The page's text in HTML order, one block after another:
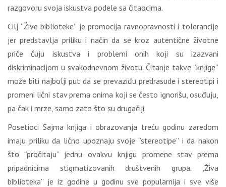
razgovoru svoja iskustva podele sa čitaocima.
Cilj “Žive biblioteke” je promocija ravnopravnosti i tolerancije
jer predstavlja priliku i način da se kroz autentične životne
priče čuju iskustva i problemi onih koji su izazvani
diskriminacijom u svakodnevnom životu. Čitanje takve “knjige”
može biti najbolji put da se prevaziđu predrasude i stereotipi i
promeni lični stav prema onima koji se često ignorišu, osuđuju,
pa čak i mrze, samo zato što su drugačiji.
Posetioci Sajma knjiga i obrazovanja treću godinu zaredom
imaju priliku da lično upoznaju svoje “stereotipe” i da nakon
što “pročitaju” jednu ovakvu knjigu promene stav prema
pripadnicima stigmatizovanih društvenih grupa. „Živa
biblioteka” je iz godine u godinu sve popularnija i sve više